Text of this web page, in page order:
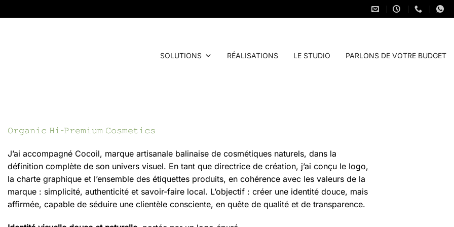
SOLUTIONS RÉALISATIONS LE STUDIO PARLONS DE VOTRE BUDGET
𝙾𝚛𝚐𝚊𝚗𝚒𝚌 𝙷𝚒-𝙿𝚛𝚎𝚖𝚒𝚞𝚖 𝙲𝚘𝚜𝚖𝚎𝚝𝚒𝚌𝚜
J’ai accompagné Cocoil, marque artisanale balinaise de cosmétiques naturels, dans la
définition complète de son univers visuel. En tant que directrice de création, j’ai conçu le logo,
la charte graphique et l’ensemble des étiquettes produits, en cohérence avec les valeurs de la
marque : simplicité, authenticité et savoir-faire local. L’objectif : créer une identité douce, mais
affirmée, capable de séduire une clientèle consciente, en quête de qualité et de transparence.